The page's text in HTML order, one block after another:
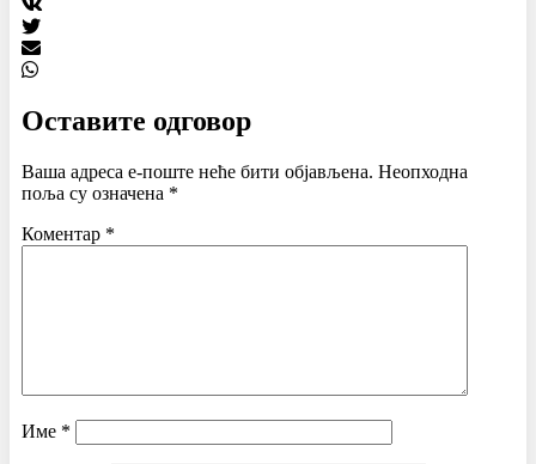
Оставите одговор
Ваша адреса е-поште неће бити објављена. Неопходна
поља су означена *
Коментар *
Име *